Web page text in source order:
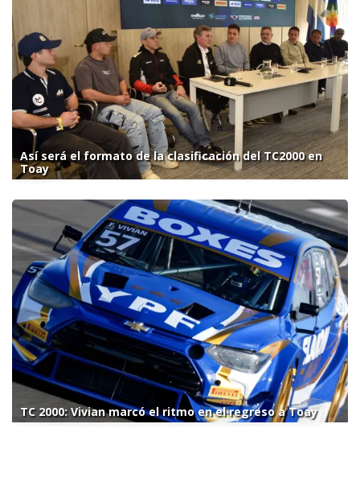
Así será el formato de la clasificación del TC2000 en
Toay
TC 2000: Vivian marcó el ritmo en el regreso a Toay